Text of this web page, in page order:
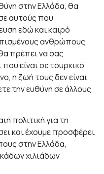
στην Ελλάδα, θα
αυτούς που
εδώ και καιρό
ανθρώπους
πρέπει να σας
είναι σε τουρκικό
η ζωή τους δεν είναι
την ευθύνη σε άλλους
πολιτική για τη
και έχουμε προσφέρει
στην Ελλάδα,
χιλιάδων